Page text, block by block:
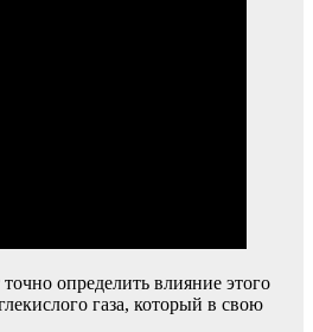
определить влияние этого
газа, который в свою